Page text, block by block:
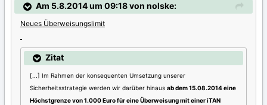
Am 5.8.2014 um 09:18 von nolske:
Neues Überweisungslimit
Zitat
[...] Im Rahmen der konsequenten Umsetzung unserer
Sicherheitsstrategie werden wir darüber hinaus ab dem 15.08.2014 eine
Höchstgrenze von 1.000 Euro für eine Überweisung mit einer iTAN